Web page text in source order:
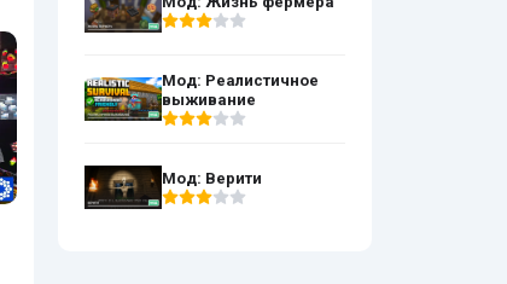
Мод: Реалистичное
выживание
Мод: Верити